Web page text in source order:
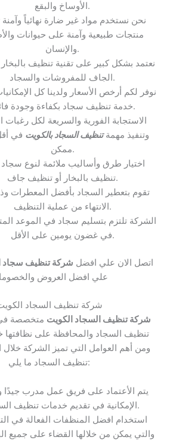
الأوساخ والبقع.
نحن نستخدم مواد غير ضارة نهائياً وآمنة
منتجات طبيعية وآمنة على حيوانات
والإنسان.
نعتمد بشكل كبير على تقنية تنظيف
الجاف للمفروشات والسجاد.
نوفر لكم أرخص الأسعار ولدينا كل
خدمة تنظيف سجاد بكفاءة وجودة فائقة.
الاستجابة الفورية والسريعة لكل رغبات
وتنفيذ مهمةتنظيف السجاد بالكويت في
ممكن.
اختيار طرق وأساليب ملائمة لنوع
تنظيف بالبخار أو تنظيف جاف.
تقوم بتعطير السجاد بأفضل المعطرات
الانتهاء من عملية التنظيف.
الشركة تلتزم بتسليم سجاد في الموعد
في غضون يومين على الأقل.
اتصل الان علي افضل شركة تنظيف سجاد
علي افضل العروض
شركة تنظيف السجاد
شركة تنظيف السجاد الكويت متخصصة في
تنظيف السجاد والمحافظة على نظافتها
ومن أهم العوامل التي تميز الشركة خلال
تنظيف السجاد ما يلي:
يتم الأعتماد على فريق عمل مدرب جيدًا
الإمكانية في تقديم خدمات تنظيف السجاد.
استخدام افضل المنظفات الفعالة في
والتي يمكن من خلالها القضاء على جميع